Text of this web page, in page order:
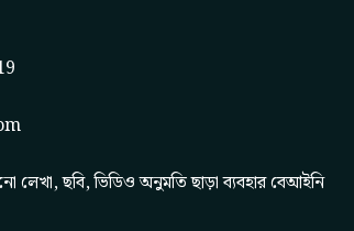
লেখা, ছবি, ভিডিও অনুমতি ছাড়া ব্যবহার বেআইনি